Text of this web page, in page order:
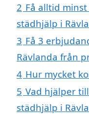
2 Få alltid
städhjälp i
3 Få 3
Rävlanda från
4 Hur mycket
5 Vad hjälper
städhjälp i